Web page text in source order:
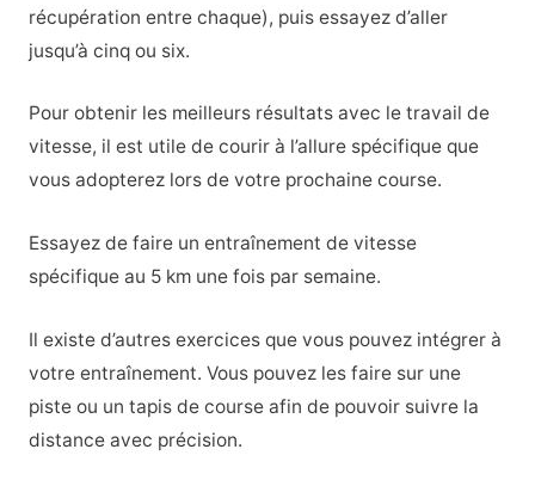
récupération entre chaque), puis essayez d’aller
jusqu’à cinq ou six.
Pour obtenir les meilleurs résultats avec le travail de
vitesse, il est utile de courir à l’allure spécifique que
vous adopterez lors de votre prochaine course.
Essayez de faire un entraînement de vitesse
spécifique au 5 km une fois par semaine.
Il existe d’autres exercices que vous pouvez intégrer à
votre entraînement. Vous pouvez les faire sur une
piste ou un tapis de course afin de pouvoir suivre la
distance avec précision.